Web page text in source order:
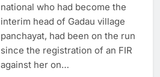
national who had become the
interim head of Gadau village
panchayat, had been on the run
since the registration of an FIR
against her on…
चुनाव से पहले लालू परिवार पर बड़ा झटका,
दिल्ली कोर्ट ने IRCTC घोटाले में आरोप
तय किए